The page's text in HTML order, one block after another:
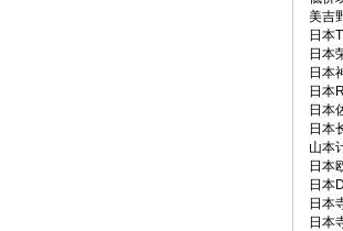
美吉
日本
日本
日本
日本
日本
日本
山本
日本
日本
日本
日本